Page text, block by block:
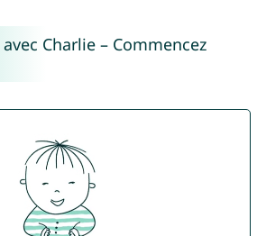
Charlie – Commencez